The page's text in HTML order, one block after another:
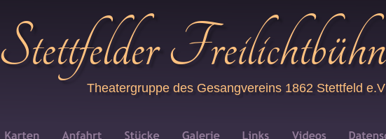
Stettfelder
Theatergruppe des Gesangvereins 1862 Stettfeld